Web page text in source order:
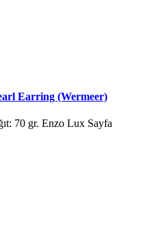
Earring (Wermeer)
70 gr. Enzo Lux Sayfa